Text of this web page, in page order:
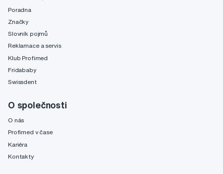
Poradna
Značky
Slovník pojmů
Reklamace a servis
Klub Profimed
Fridababy
Swissdent
O společnosti
O nás
Profimed v čase
Kariéra
Kontakty